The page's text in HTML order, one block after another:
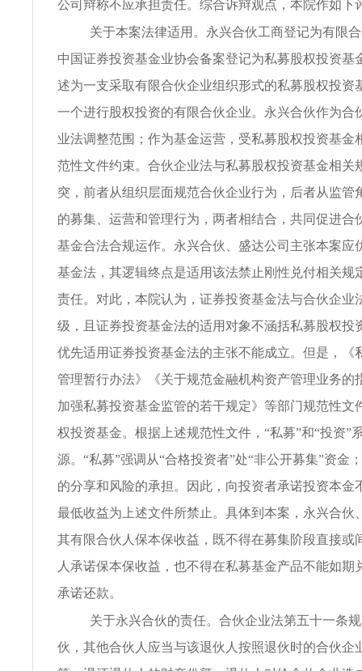
公司辩称不应承担责任。综合诉辩观点，本院作如下
关于本案法律适用。永兴合伙工商登记为有限
中国证券投资基金业协会备案登记为私募股权投资基
述为一支采取有限合伙企业组织形式的私募股权投资
一个进行股权投资的有限合伙企业。永兴合伙作为合
业法调整范围；作为基金运营，受私募股权投资基金
范性文件约束。合伙企业法与私募股权投资基金相关
突，前者从组织层面规范合伙企业行为，后者从监管
的募集、运营和管理行为，两者相结合，共同促进合
基金合法合规运作。永兴合伙、盛达公司主张本案应
基金法，其逻辑终点是适用该法禁止刚性兑付相关规
责任。对此，本院认为，证券投资基金法与合伙企业
级，且证券投资基金法的适用对象不涵括私募股权投
优先适用证券投资基金法的主张不能成立。但是，《
管理暂行办法》《关于规范金融机构资产管理业务的
加强私募投资基金监管的若干规定》等部门规范性文
权投资基金。根据上述规范性文件，“私募”和“投资”
源。“私募”强调从“合格投资者”处“非公开募集”资金
的分享和风险的承担。因此，向投资者承诺投资本金
最低收益为上述文件所禁止。具体到本案，永兴合伙
其有限合伙人保本保收益，既不得在募集阶段直接或
人承诺保本保收益，也不得在私募基金产品不能如期
承诺还款。
关于永兴合伙的责任。合伙企业法第五十一条
伙，其他合伙人应当与该退伙人按照退伙时的合伙企